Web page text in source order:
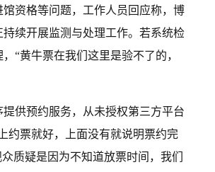
资格等问题，工作人员回应称，博
续开展监测与处理工作。若系统检
“黄牛票在我们这里是验不了的，
供预约服务，从未授权第三方平台
约票就好，上面没有就说明票约完
质疑是因为不知道放票时间，我们